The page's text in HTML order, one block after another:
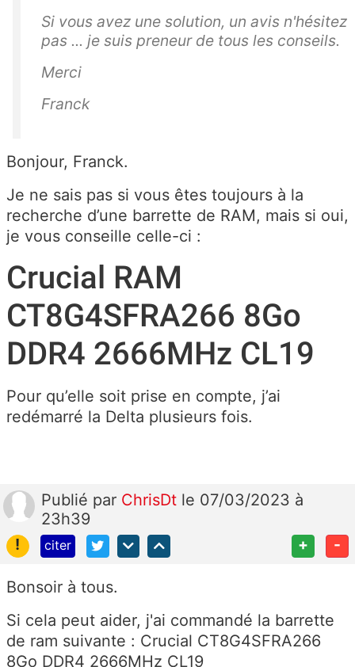
Si vous avez une solution, un avis n'hésitez
pas ... je suis preneur de tous les conseils.
Merci
Franck
Bonjour, Franck.
Je ne sais pas si vous êtes toujours à la
recherche d’une barrette de RAM, mais si oui,
je vous conseille celle-ci :
Crucial RAM
CT8G4SFRA266 8Go
DDR4 2666MHz CL19
Pour qu’elle soit prise en compte, j’ai
redémarré la Delta plusieurs fois.
Publié par ChrisDt le 07/03/2023 à
23h39
!
citer + -
Bonsoir à tous.
Si cela peut aider, j'ai commandé la barrette
de ram suivante : Crucial CT8G4SFRA266
8Go DDR4 2666MHz CL19